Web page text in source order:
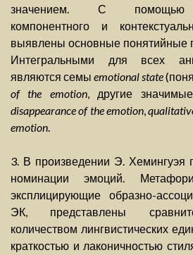
значением. С помощью
компонентного и
выявлены основные понятийные
Интегральными для всех
являются семы emotional state
of the emotion, другие
disappearance of the emotion,
emotion.
3. В произведении Э. Хемингуэя
номинации эмоций.
эксплицирующие образно-
ЭК, представлены
количеством лингвистических
краткостью и лаконичностью